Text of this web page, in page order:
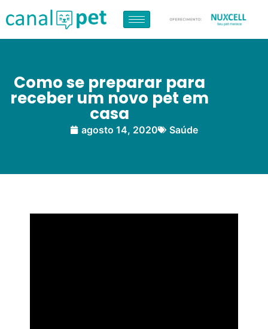
Como se preparar para
receber um novo pet em
casa
agosto 14, 2020 Saúde